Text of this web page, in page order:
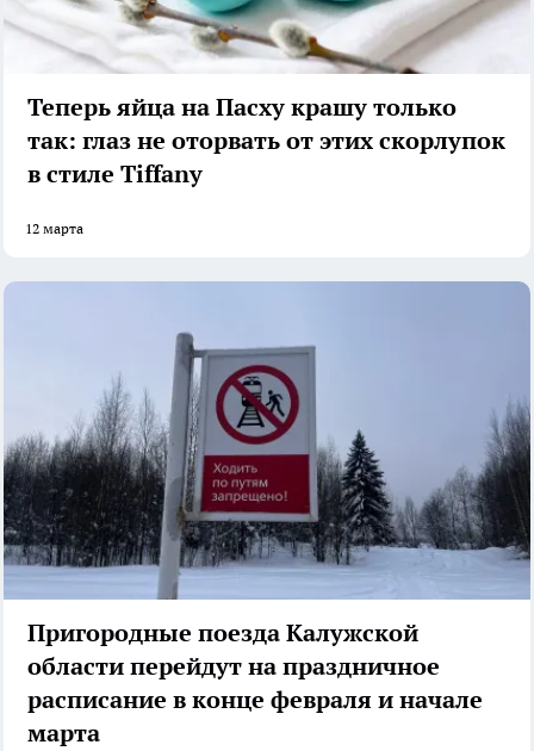
Теперь яйца на Пасху крашу только
так: глаз не оторвать от этих скорлупок
в стиле Tiffany
12 марта
Пригородные поезда Калужской
области перейдут на праздничное
расписание в конце февраля и начале
марта